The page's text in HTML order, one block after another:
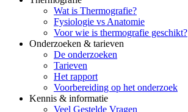
Wat is Thermografie?
Fysiologie vs Anatomie
Voor wie is thermografie geschikt?
Onderzoeken & tarieven
De onderzoeken
Tarieven
Het rapport
Voorbereiding op het onderzoek
Kennis & informatie
Veel Gestelde Vragen